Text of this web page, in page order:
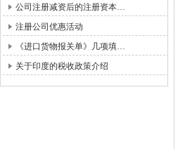
公司注册减资后的注册资本…
注册公司优惠活动
《进口货物报关单》几项填…
关于印度的税收政策介绍